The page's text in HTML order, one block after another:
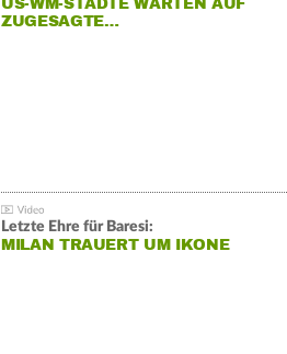
US-WM-STÄDTE WARTEN AUF
ZUGESAGTE…
Letzte Ehre für Baresi:
MILAN TRAUERT UM IKONE